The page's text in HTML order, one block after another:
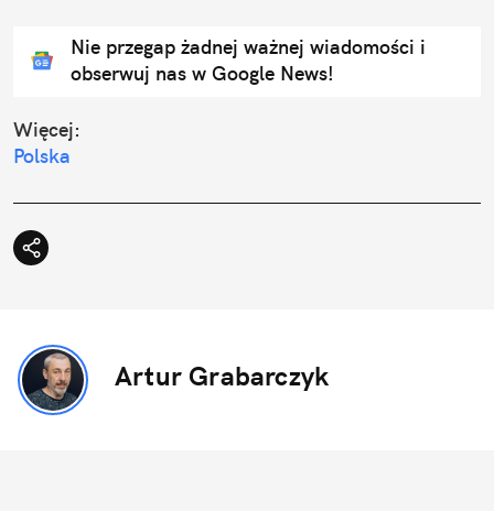
Nie przegap żadnej ważnej wiadomości i
obserwuj nas w Google News!
Więcej:
Polska
Artur Grabarczyk